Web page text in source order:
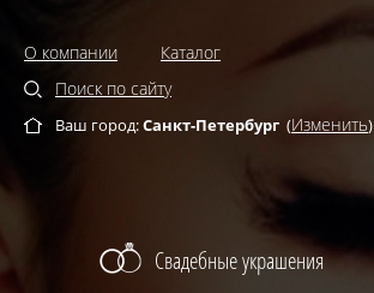
О компании
Каталог
Поиск по сайту
Ваш город:Санкт-Петербург (Изменить)
Свадебные украшения